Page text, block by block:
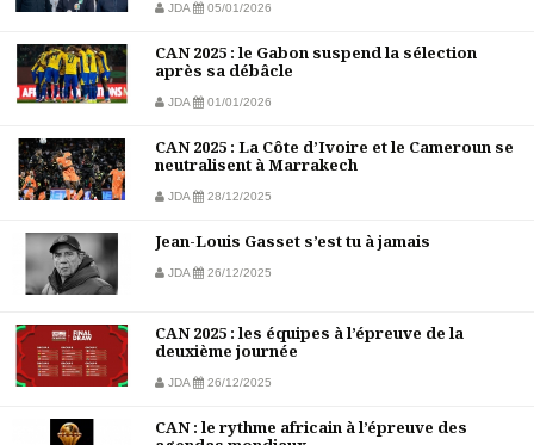
JDA 05/01/2026
CAN 2025 : le Gabon suspend la sélection
après sa débâcle
JDA 01/01/2026
CAN 2025 : La Côte d’Ivoire et le Cameroun se
neutralisent à Marrakech
JDA 28/12/2025
Jean-Louis Gasset s’est tu à jamais
JDA 26/12/2025
CAN 2025 : les équipes à l’épreuve de la
deuxième journée
JDA 26/12/2025
CAN : le rythme africain à l’épreuve des